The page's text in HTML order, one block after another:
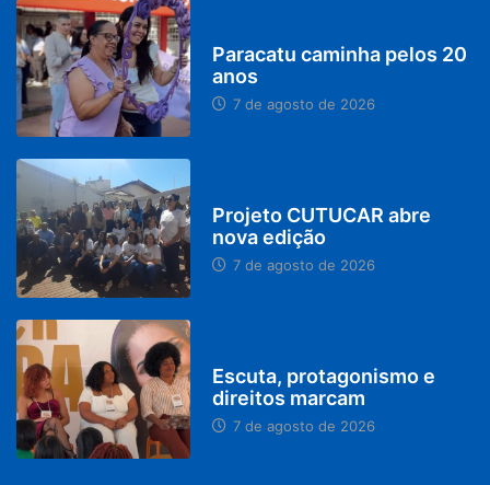
Paracatu caminha pelos 20
anos
7 de agosto de 2026
Projeto CUTUCAR abre
nova edição
7 de agosto de 2026
Escuta, protagonismo e
direitos marcam
7 de agosto de 2026